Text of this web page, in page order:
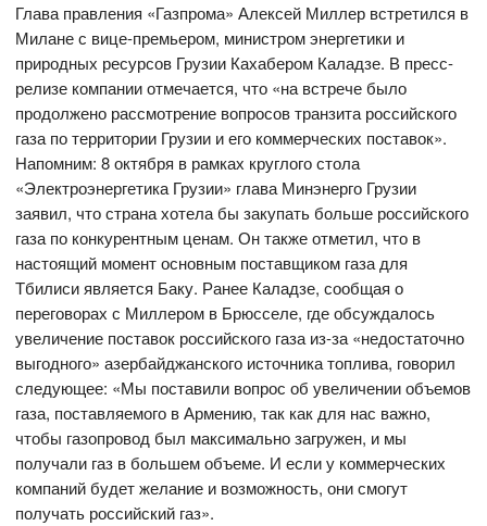
Глава правления «Газпрома» Алексей Миллер встретился в
Милане с вице-премьером, министром энергетики и
природных ресурсов Грузии Кахабером Каладзе. В пресс-
релизе компании отмечается, что «на встрече было
продолжено рассмотрение вопросов транзита российского
газа по территории Грузии и его коммерческих поставок».
Напомним: 8 октября в рамках круглого стола
«Электроэнергетика Грузии» глава Минэнерго Грузии
заявил, что страна хотела бы закупать больше российского
газа по конкурентным ценам. Он также отметил, что в
настоящий момент основным поставщиком газа для
Тбилиси является Баку. Ранее Каладзе, сообщая о
переговорах с Миллером в Брюсселе, где обсуждалось
увеличение поставок российского газа из-за «недостаточно
выгодного» азербайджанского источника топлива, говорил
следующее: «Мы поставили вопрос об увеличении объемов
газа, поставляемого в Армению, так как для нас важно,
чтобы газопровод был максимально загружен, и мы
получали газ в большем объеме. И если у коммерческих
компаний будет желание и возможность, они смогут
получать российский газ».